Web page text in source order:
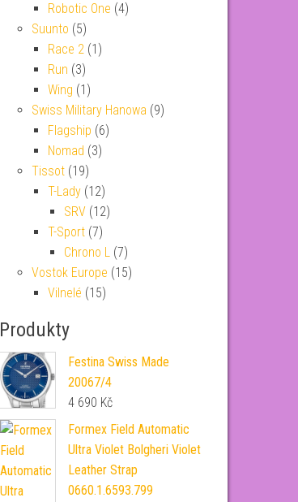
Robotic One (4)
Suunto (5)
Race 2 (1)
Run (3)
Wing (1)
Swiss Military Hanowa (9)
Flagship (6)
Nomad (3)
Tissot (19)
T-Lady (12)
SRV (12)
T-Sport (7)
Chrono L (7)
Vostok Europe (15)
Vilnelé (15)
Produkty
Festina Swiss Made
20067/4
4 690 Kč
Formex Field Automatic
Ultra Violet Bolgheri Violet
Leather Strap
0660.1.6593.799